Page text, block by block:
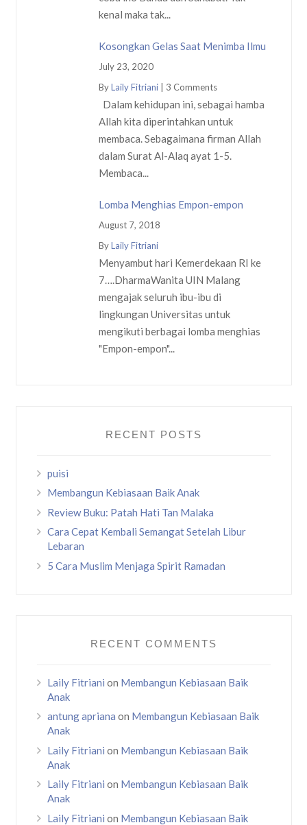
kenal maka tak...
Kosongkan Gelas Saat Menimba Ilmu
July 23, 2020
ByLaily Fitriani| 3 Comments
Dalam kehidupan ini, sebagai hamba
Allah kita diperintahkan untuk
membaca. Sebagaimana firman Allah
dalam Surat Al-Alaq ayat 1-5.
Membaca...
Lomba Menghias Empon-empon
August 7, 2018
ByLaily Fitriani
Menyambut hari Kemerdekaan RI ke
7….DharmaWanita UIN Malang
mengajak seluruh ibu-ibu di
lingkungan Universitas untuk
mengikuti berbagai lomba menghias
"Empon-empon"...
RECENT POSTS
puisi
Membangun Kebiasaan Baik Anak
Review Buku: Patah Hati Tan Malaka
Cara Cepat Kembali Semangat Setelah Libur
Lebaran
5 Cara Muslim Menjaga Spirit Ramadan
RECENT COMMENTS
Laily Fitriani on Membangun Kebiasaan Baik
Anak
antung apriana on Membangun Kebiasaan Baik
Anak
Laily Fitriani on Membangun Kebiasaan Baik
Anak
Laily Fitriani on Membangun Kebiasaan Baik
Anak
Laily Fitriani on Membangun Kebiasaan Baik